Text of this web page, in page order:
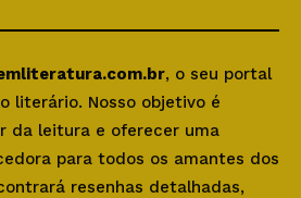
, o seu portal
literário. Nosso objetivo é
da leitura e oferecer uma
para todos os amantes dos
resenhas detalhadas,